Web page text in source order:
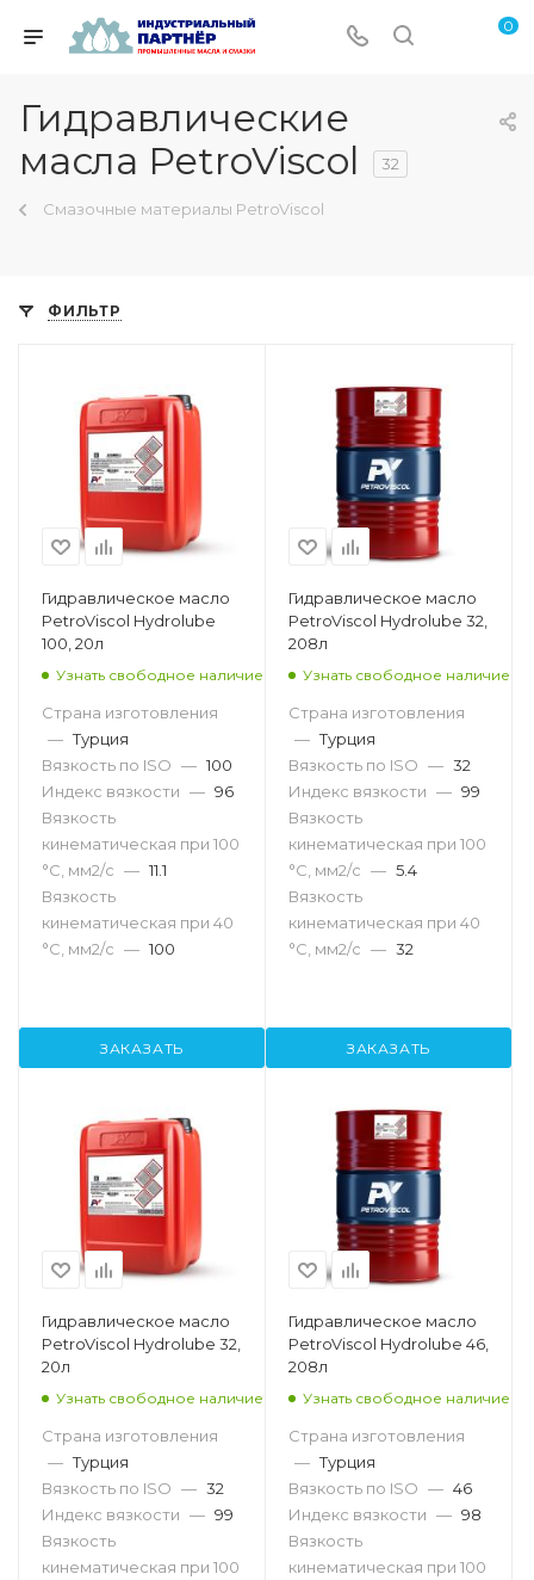
0
Гидравлические
масла PetroViscol
32
Смазочные материалы PetroViscol
ФИЛЬТР
Гидравлическое масло
PetroViscol Hydrolube
100, 20л
Узнать свободное наличие
Страна изготовления
— Турция
Вязкость по ISO — 100
Индекс вязкости — 96
Вязкость
кинематическая при 100
°С, мм2/с — 11.1
Вязкость
кинематическая при 40
°С, мм2/с — 100
ЗАКАЗАТЬ
Гидравлическое масло
PetroViscol Hydrolube 32,
208л
Узнать свободное наличие
Страна изготовления
— Турция
Вязкость по ISO — 32
Индекс вязкости — 99
Вязкость
кинематическая при 100
°С, мм2/с — 5.4
Вязкость
кинематическая при 40
°С, мм2/с — 32
ЗАКАЗАТЬ
Гидравлическое масло
PetroViscol Hydrolube 32,
20л
Узнать свободное наличие
Страна изготовления
— Турция
Вязкость по ISO — 32
Индекс вязкости — 99
Вязкость
кинематическая при 100
Гидравлическое масло
PetroViscol Hydrolube 46,
208л
Узнать свободное наличие
Страна изготовления
— Турция
Вязкость по ISO — 46
Индекс вязкости — 98
Вязкость
кинематическая при 100